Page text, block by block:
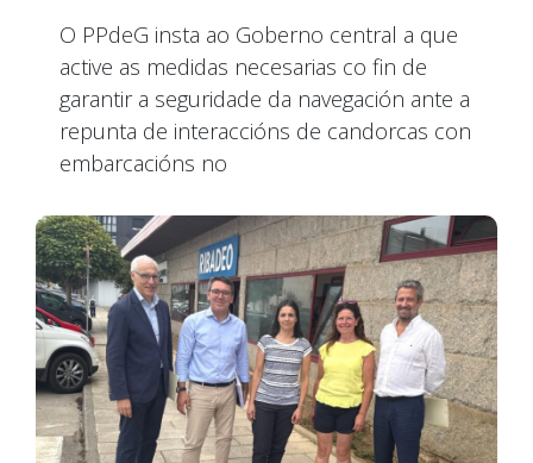
O PPdeG insta ao Goberno central a que
active as medidas necesarias co fin de
garantir a seguridade da navegación ante a
repunta de interaccións de candorcas con
embarcacións no